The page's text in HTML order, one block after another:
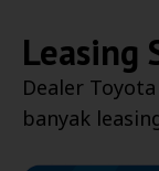
Leasing
Dealer
banyak